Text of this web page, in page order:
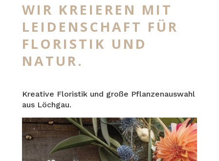
WIR KREIEREN MIT
LEIDENSCHAFT FÜR
FLORISTIK UND
NATUR.
Kreative Floristik und große Pflanzenauswahl
aus Löchgau.